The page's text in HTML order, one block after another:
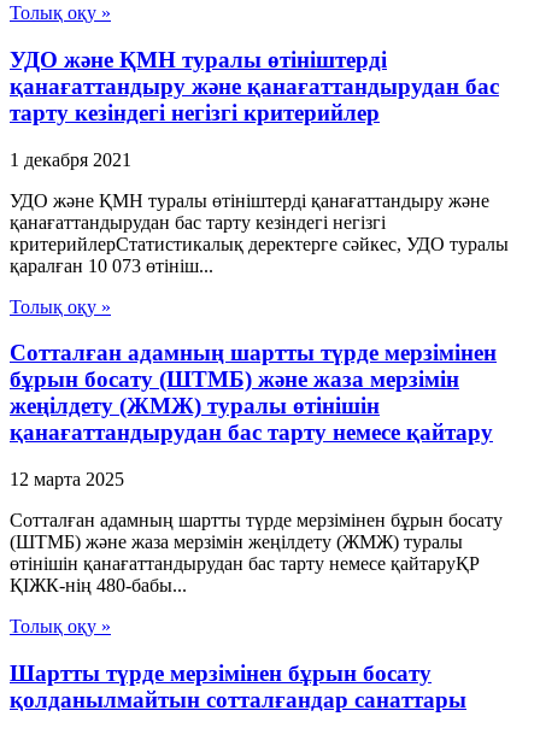
Толық оқу »
УДО және ҚМН туралы өтініштерді
қанағаттандыру және қанағаттандырудан бас
тарту кезіндегі негізгі критерийлер
1 декабря 2021
УДО және ҚМН туралы өтініштерді қанағаттандыру және
қанағаттандырудан бас тарту кезіндегі негізгі
критерийлерСтатистикалық деректерге сәйкес, УДО туралы
қаралған 10 073 өтініш...
Толық оқу »
Сотталған адамның шартты түрде мерзімінен
бұрын босату (ШТМБ) және жаза мерзімін
жеңілдету (ЖМЖ) туралы өтінішін
қанағаттандырудан бас тарту немесе қайтару
12 марта 2025
Сотталған адамның шартты түрде мерзімінен бұрын босату
(ШТМБ) және жаза мерзімін жеңілдету (ЖМЖ) туралы
өтінішін қанағаттандырудан бас тарту немесе қайтаруҚР
ҚІЖК-нің 480-бабы...
Толық оқу »
Шартты түрде мерзімінен бұрын босату
қолданылмайтын сотталғандар санаттары